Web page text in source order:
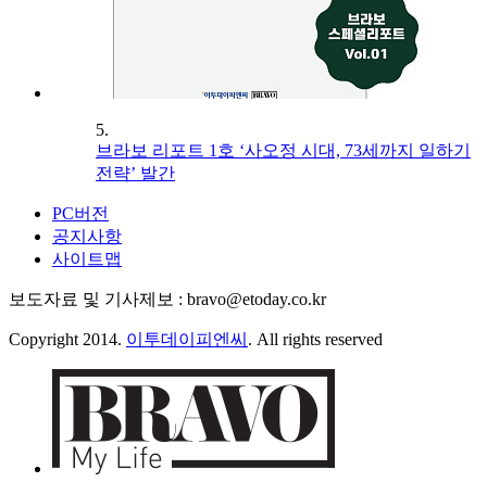
5.
브라보 리포트 1호 ‘사오정 시대, 73세까지 일하기
전략’ 발간
PC버전
공지사항
사이트맵
보도자료 및 기사제보 : bravo@etoday.co.kr
Copyright 2014. 이투데이피엔씨 . All rights reserved